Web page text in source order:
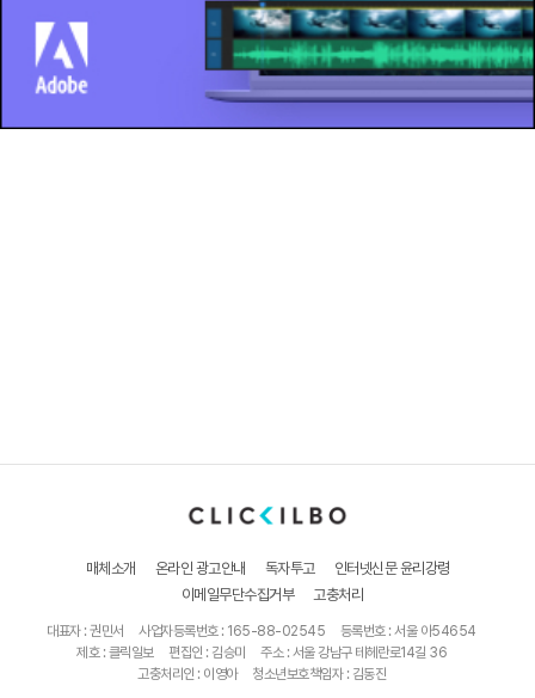
매체소개 온라인 광고안내 독자투고
인터넷신문 윤리강령
이메일무단수집거부
고충처리
대표자 : 권민서 사업자등록번호 : 165-88-02545
등록번호 : 서울 아54654
제호 : 클릭일보
편집인 : 김승미
주소 : 서울 강남구 테헤란로14길 36
고충처리인 : 이영아
청소년보호책임자 : 김동진